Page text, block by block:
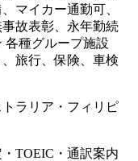
マイカー通勤可、
故表彰、永年勤続
各種グループ施設
旅行、保険、車検
ラリア・フィリピ
TOEIC・通訳案内